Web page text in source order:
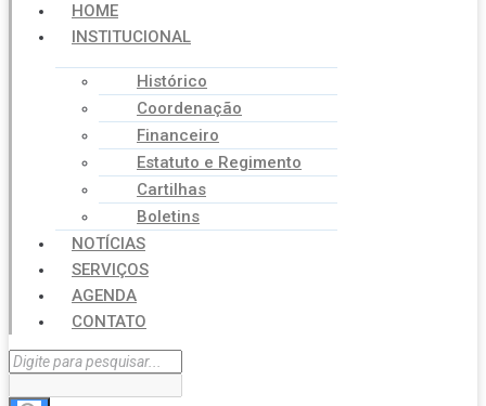
HOME
INSTITUCIONAL
Histórico
Coordenação
Financeiro
Estatuto e Regimento
Cartilhas
Boletins
NOTÍCIAS
SERVIÇOS
AGENDA
CONTATO